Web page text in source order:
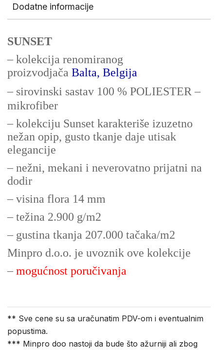
Dodatne informacije
SUNSET
– kolekcija renomiranog
proizvodjača Balta, Belgija
– sirovinski sastav 100 % POLIESTER –
mikrofiber
– kolekciju Sunset karakteriše izuzetno
nežan opip, gusto tkanje daje utisak
elegancije
– nežni, mekani i neverovatno prijatni na
dodir
– visina flora 14 mm
– težina 2.900 g/m2
– gustina tkanja 207.000 tačaka/m2
Minpro d.o.o. je uvoznik ove kolekcije
–mogućnost poručivanja
** Sve cene su sa uračunatim PDV-om i eventualnim
popustima.
*** Minpro doo nastoji da bude što ažurniji ali zbog